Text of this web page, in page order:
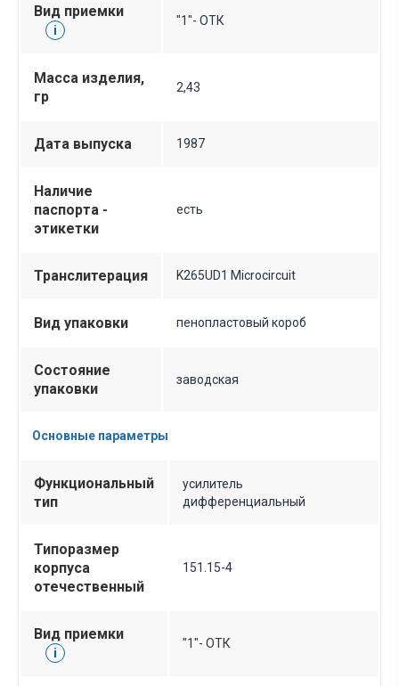
Вид приемки
i
"1"- ОТК
Масса изделия,
гр
2,43
Дата выпуска 1987
Наличие
паспорта -
этикетки
есть
Транслитерация K265UD1 Microcircuit
Вид упаковки пенопластовый короб
Состояние
упаковки
заводская
Основные параметры
Функциональный
тип
усилитель
дифференциальный
Типоразмер
корпуса
отечественный
151.15-4
Вид приемки
i
"1"- ОТК